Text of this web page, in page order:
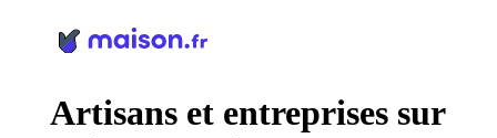
Artisans et entreprises sur